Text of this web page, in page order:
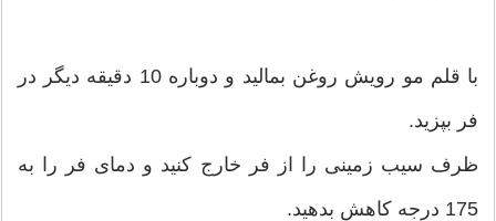
با قلم مو رویش روغن بمالید و دوباره 10 دقیقه دیگر در
فر بپزید.
ظرف سیب زمینی را از فر خارج کنید و دمای فر را به
175 درجه کاهش بدهید.